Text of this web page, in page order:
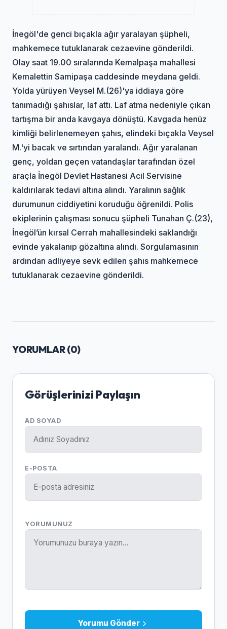
İnegöl'de genci bıçakla ağır yaralayan şüpheli,
mahkemece tutuklanarak cezaevine gönderildi.
Olay saat 19.00 sıralarında Kemalpaşa mahallesi
Kemalettin Samipaşa caddesinde meydana geldi.
Yolda yürüyen Veysel M.(26)'ya iddiaya göre
tanımadığı şahıslar, laf attı. Laf atma nedeniyle çıkan
tartışma bir anda kavgaya dönüştü. Kavgada henüz
kimliği belirlenemeyen şahıs, elindeki bıçakla Veysel
M.'yi bacak ve sırtından yaralandı. Ağır yaralanan
genç, yoldan geçen vatandaşlar tarafından özel
araçla İnegöl Devlet Hastanesi Acil Servisine
kaldırılarak tedavi altına alındı. Yaralının sağlık
durumunun ciddiyetini koruduğu öğrenildi. Polis
ekiplerinin çalışması sonucu şüpheli Tunahan Ç.(23),
İnegöl’ün kırsal Cerrah mahallesindeki saklandığı
evinde yakalanıp gözaltına alındı. Sorgulamasının
ardından adliyeye sevk edilen şahıs mahkemece
tutuklanarak cezaevine gönderildi.
YORUMLAR (0)
Görüşlerinizi Paylaşın
AD SOYAD
E-POSTA
YORUMUNUZ
Yorumu Gönder